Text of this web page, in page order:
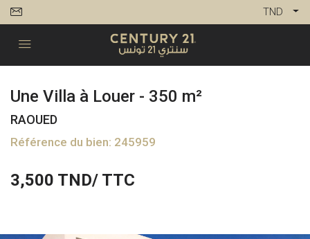
TND
Une Villa à Louer - 350 m²
RAOUED
Référence du bien: 245959
3,500 TND/ TTC